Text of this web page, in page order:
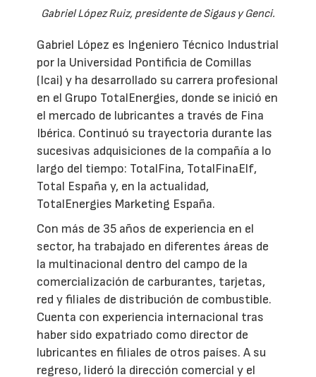
Gabriel López Ruiz, presidente de Sigaus y Genci.
Gabriel López es Ingeniero Técnico Industrial
por la Universidad Pontificia de Comillas
(Icai) y ha desarrollado su carrera profesional
en el Grupo TotalEnergies, donde se inició en
el mercado de lubricantes a través de Fina
Ibérica. Continuó su trayectoria durante las
sucesivas adquisiciones de la compañía a lo
largo del tiempo: TotalFina, TotalFinaElf,
Total España y, en la actualidad,
TotalEnergies Marketing España.
Con más de 35 años de experiencia en el
sector, ha trabajado en diferentes áreas de
la multinacional dentro del campo de la
comercialización de carburantes, tarjetas,
red y filiales de distribución de combustible.
Cuenta con experiencia internacional tras
haber sido expatriado como director de
lubricantes en filiales de otros países. A su
regreso, lideró la dirección comercial y el